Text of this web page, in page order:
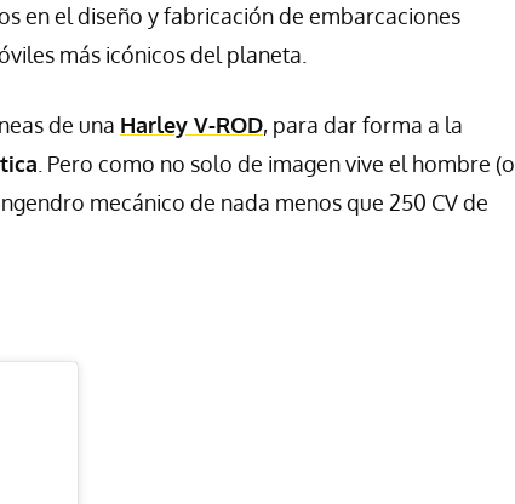
en el diseño y fabricación de embarcaciones
más icónicos del planeta.
de una Harley V-ROD, para dar forma a la
. Pero como no solo de imagen vive el hombre (o
mecánico de nada menos que 250 CV de